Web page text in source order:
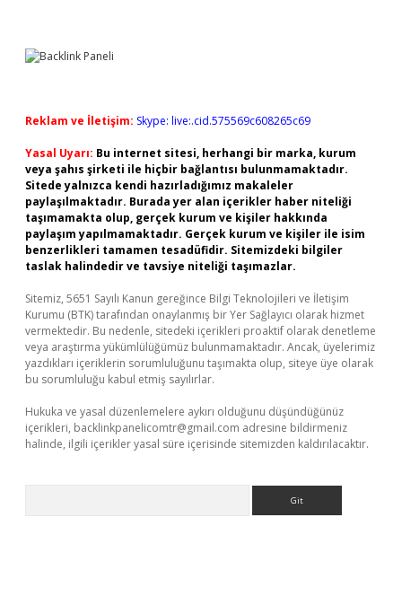
Reklam ve İletişim: Skype: live:.cid.575569c608265c69
Yasal Uyarı: Bu internet sitesi, herhangi bir marka, kurum
veya şahıs şirketi ile hiçbir bağlantısı bulunmamaktadır.
Sitede yalnızca kendi hazırladığımız makaleler
paylaşılmaktadır. Burada yer alan içerikler haber niteliği
taşımamakta olup, gerçek kurum ve kişiler hakkında
paylaşım yapılmamaktadır. Gerçek kurum ve kişiler ile isim
benzerlikleri tamamen tesadüfidir. Sitemizdeki bilgiler
taslak halindedir ve tavsiye niteliği taşımazlar.
Sitemiz, 5651 Sayılı Kanun gereğince Bilgi Teknolojileri ve İletişim
Kurumu (BTK) tarafından onaylanmış bir Yer Sağlayıcı olarak hizmet
vermektedir. Bu nedenle, sitedeki içerikleri proaktif olarak denetleme
veya araştırma yükümlülüğümüz bulunmamaktadır. Ancak, üyelerimiz
yazdıkları içeriklerin sorumluluğunu taşımakta olup, siteye üye olarak
bu sorumluluğu kabul etmiş sayılırlar.
Hukuka ve yasal düzenlemelere aykırı olduğunu düşündüğünüz
içerikleri, backlinkpanelicomtr@gmail.com adresine bildirmeniz
halinde, ilgili içerikler yasal süre içerisinde sitemizden kaldırılacaktır.